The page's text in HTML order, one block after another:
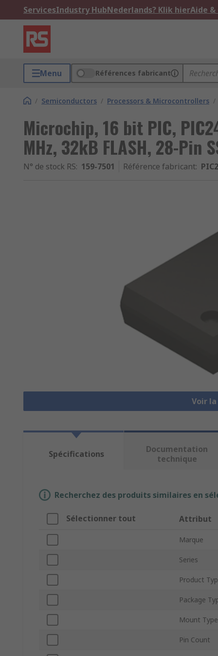
ServicesIndustry HubNederlands? Klik hierAide
Menu Références fabricant
/ Semiconductors / Processors & Microcontrollers /
Microchip, 16 bit PIC,
MHz, 32kB FLASH, 28-Pin
N° de stock RS: 159-7501 Référence fabricant:
Voir
Spécifications
Documentation
technique
Recherchez des produits similaires en
Sélectionner tout Attribut
Marque
Series
Product
Package
Mount Type
Pin Count